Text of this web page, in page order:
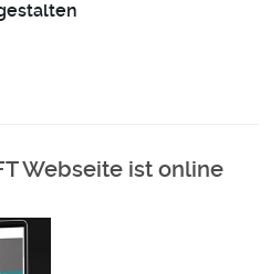
Webseite ist online